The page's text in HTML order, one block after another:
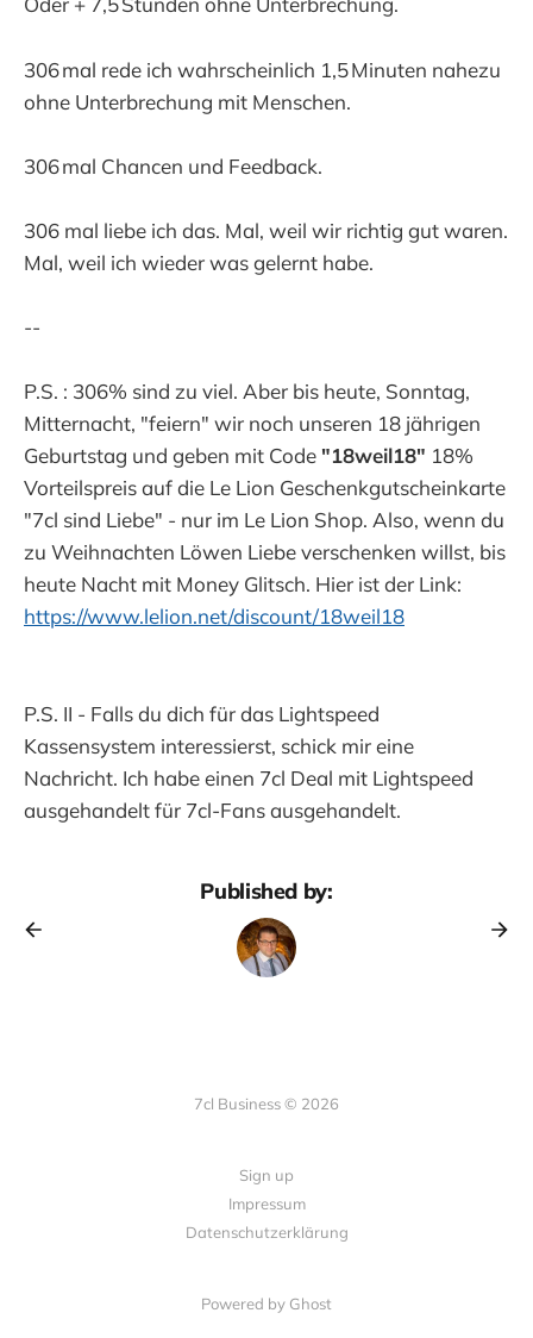
306 mal rede ich wahrscheinlich 1,5 Minuten nahezu
ohne Unterbrechung mit Menschen.
306 mal Chancen und Feedback.
306 mal liebe ich das. Mal, weil wir richtig gut waren.
Mal, weil ich wieder was gelernt habe.
--
P.S. : 306% sind zu viel. Aber bis heute, Sonntag,
Mitternacht, "feiern" wir noch unseren 18 jährigen
Geburtstag und geben mit Code"18weil18" 18%
Vorteilspreis auf die Le Lion Geschenkgutscheinkarte
"7cl sind Liebe" - nur im Le Lion Shop. Also, wenn du
zu Weihnachten Löwen Liebe verschenken willst, bis
heute Nacht mit Money Glitsch. Hier ist der Link:
https://www.lelion.net/discount/18weil18
P.S. II - Falls du dich für das Lightspeed
Kassensystem interessierst, schick mir eine
Nachricht. Ich habe einen 7cl Deal mit Lightspeed
ausgehandelt für 7cl-Fans ausgehandelt.
Published by:
7cl Business © 2026
Sign up
Impressum
Datenschutzerklärung
Powered by Ghost